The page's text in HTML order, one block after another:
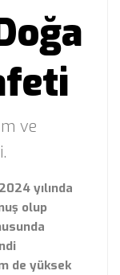
ve
yılında
olup
de yüksek